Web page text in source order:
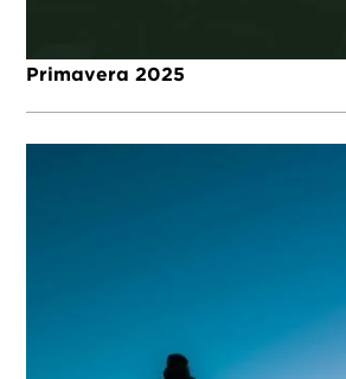
Primavera 2025